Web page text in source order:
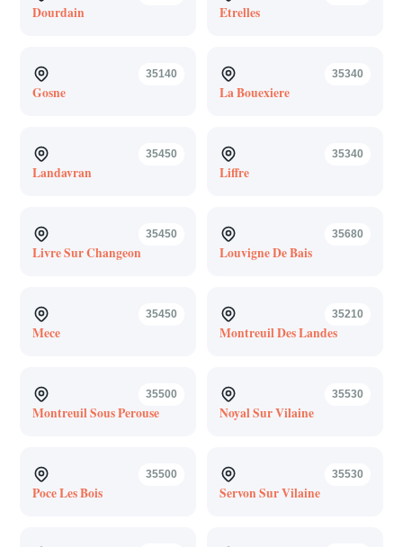
Dourdain Etrelles
35140
Gosne
35340
La Bouexiere
35450
Landavran
35340
Liffre
35450
Livre Sur Changeon
35680
Louvigne De Bais
35450
Mece
35210
Montreuil Des Landes
35500
Montreuil Sous Perouse
35530
Noyal Sur Vilaine
35500
Poce Les Bois
35530
Servon Sur Vilaine